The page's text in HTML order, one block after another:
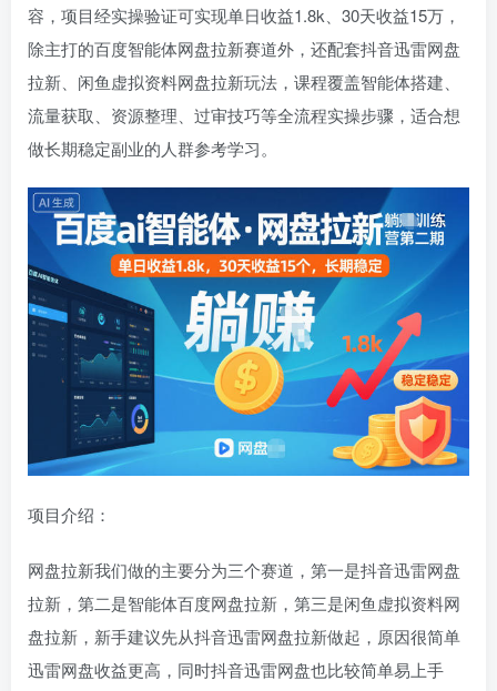
容，项目经实操验证可实现单日收益1.8k、30天收益15万，
除主打的百度智能体网盘拉新赛道外，还配套抖音迅雷网盘
拉新、闲鱼虚拟资料网盘拉新玩法，课程覆盖智能体搭建、
流量获取、资源整理、过审技巧等全流程实操步骤，适合想
做长期稳定副业的人群参考学习。
项目介绍：
网盘拉新我们做的主要分为三个赛道，第一是抖音迅雷网盘
拉新，第二是智能体百度网盘拉新，第三是闲鱼虚拟资料网
盘拉新，新手建议先从抖音迅雷网盘拉新做起，原因很简单
迅雷网盘收益更高，同时抖音迅雷网盘也比较简单易上手